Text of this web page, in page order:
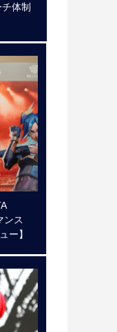
体制
ンス
ー】